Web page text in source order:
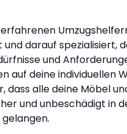
darauf spezialisiert,
und
auf deine individuellen
dass alle deine Möbel
und unbeschädigt in
gelangen.